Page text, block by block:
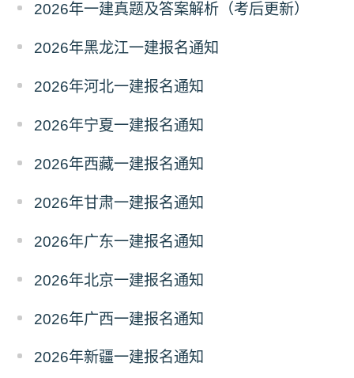
2026年一建真题及答案解析（考后更新）
2026年黑龙江一建报名通知
2026年河北一建报名通知
2026年宁夏一建报名通知
2026年西藏一建报名通知
2026年甘肃一建报名通知
2026年广东一建报名通知
2026年北京一建报名通知
2026年广西一建报名通知
2026年新疆一建报名通知